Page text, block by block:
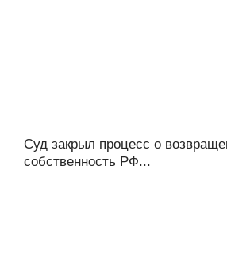
Суд закрыл процесс о
собственность РФ...